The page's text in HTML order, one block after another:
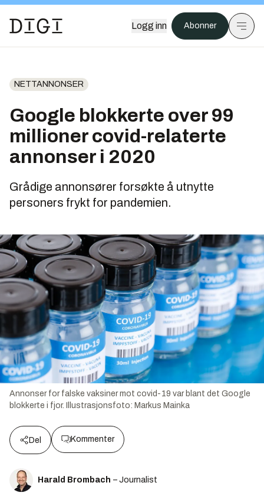
Logg inn Abonner
NETTANNONSER
Google blokkerte over 99
millioner covid-relaterte
annonser i 2020
Grådige annonsører forsøkte å utnytte
personers frykt for pandemien.
Annonser for falske vaksiner mot covid-19 var blant det Google
blokkerte i fjor.
Illustrasjonsfoto: Markus Mainka
Del Kommenter
Harald Brombach – Journalist